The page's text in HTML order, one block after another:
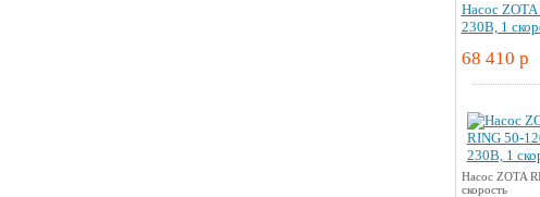
Насос
230В, 1
68 410 p
Насос ZOTA
скорость